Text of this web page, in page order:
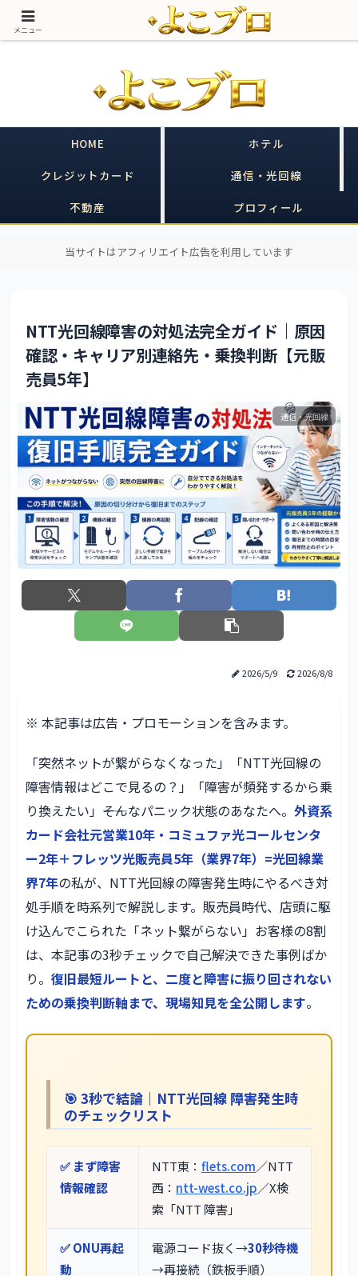
売る側に20年いた私が、買う側のあなたの味方をする｜ヒルトン×クレカ×不
動産
HOME
ホテル
クレジットカード
通信・光回線
不動産
プロフィール
当サイトはアフィリエイト広告を利用しています
NTT光回線障害の対処法完全ガイド｜原因
確認・キャリア別連絡先・乗換判断【元販
売員5年】
通信・光回線
2026/5/9 2026/8/8
※ 本記事は広告・プロモーションを含みます。
「突然ネットが繋がらなくなった」「NTT光回線の
障害情報はどこで見るの？」「障害が頻発するから乗
り換えたい」――そんなパニック状態のあなたへ。 外資系
カード会社元営業10年・コミュファ光コールセンタ
ー2年＋フレッツ光販売員5年（業界7年）=光回線業
界7年の私が、NTT光回線の障害発生時にやるべき対
処手順を時系列で解説します。販売員時代、店頭に駆
け込んでこられた「ネット繋がらない」お客様の8割
は、本記事の3秒チェックで自己解決できた事例ばか
り。 復旧最短ルートと、二度と障害に振り回されない
ための乗換判断軸まで、現場知見を全公開します。
🎯 3秒で結論｜NTT光回線 障害発生時
のチェックリスト
✅ まず障害
情報確認
NTT東： flets.com／NTT
西： ntt-west.co.jp／X検
索「NTT 障害」
✅ ONU再起
動
電源コード抜く→30秒待機
→再接続（鉄板手順）
メニュー